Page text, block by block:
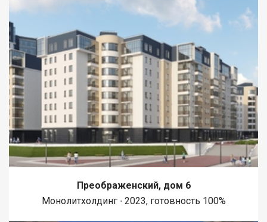
Преображенский, дом 6
Монолитхолдинг ∙ 2023, готовность 100%